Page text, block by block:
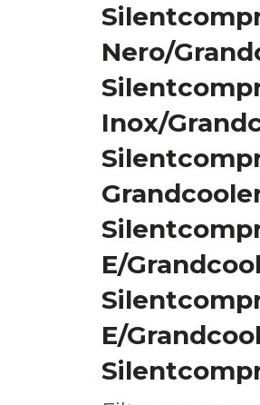
Nero/
Inox/
E/
E/